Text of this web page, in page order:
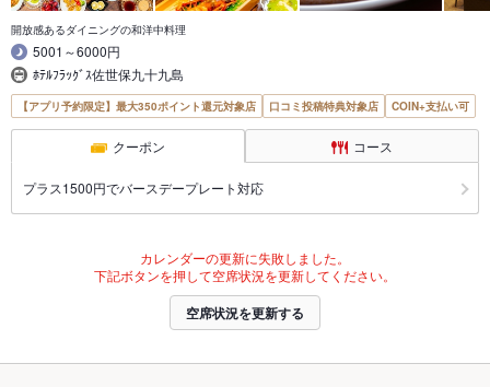
開放感あるダイニングの和洋中料理
5001～6000円
ﾎﾃﾙﾌﾗｯｸﾞｽ佐世保九十九島
【アプリ予約限定】最大350ポイント還元対象店 口コミ投稿特典対象店 COIN+支払い可
クーポン コース
プラス1500円でバースデープレート対応
カレンダーの更新に失敗しました。
下記ボタンを押して空席状況を更新してください。
空席状況を更新する